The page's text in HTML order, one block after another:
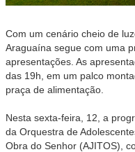
Com um cenário cheio de
Araguaína segue com uma
apresentações. As
das 19h, em um palco
praça de alimentação.
Nesta sexta-feira, 12, a
da Orquestra de
Obra do Senhor (AJITOS),